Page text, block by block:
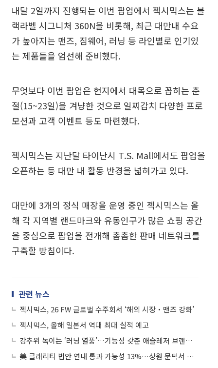
내달 2일까지 진행되는 이번 팝업에서 젝시믹스는 블
랙라벨 시그니처 360N을 비롯해, 최근 대만내 수요
가 높아지는 맨즈, 짐웨어, 러닝 등 라인별로 인기있
는 제품들을 엄선해 준비했다.
무엇보다 이번 팝업은 현지에서 대목으로 꼽히는 춘
절(15~23일)을 겨냥한 것으로 일찌감치 다양한 프로
모션과 고객 이벤트 등도 마련했다.
젝시믹스는 지난달 타이난시 T.S. Mall에서도 팝업을
오픈하는 등 대만 내 활동 반경을 넓혀가고 있다.
대만에 3개의 정식 매장을 운영 중인 젝시믹스는 올
해 각 지역별 랜드마크와 유동인구가 많은 쇼핑 공간
을 중심으로 팝업을 전개해 촘촘한 판매 네트워크를
구축할 방침이다.
관련 뉴스
젝시믹스, 26 FW 글로벌 수주회서 ‘해외 시장‧맨즈 강화’
젝시믹스, 올해 일본서 역대 최대 실적 예고
강추위 녹이는 ‘러닝 열풍’…기능성 갖춘 애슬레저 브랜드, 계절 무관 매출↑
美 클래리티 법안 연내 통과 가능성 13%…상원 문턱서 제동